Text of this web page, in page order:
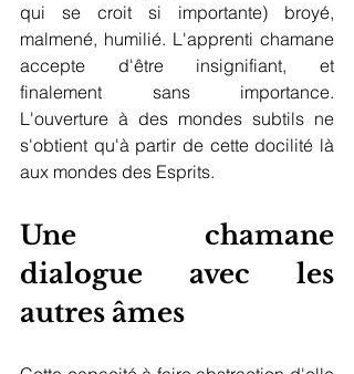
qui se croit si importante) broyé,
malmené, humilié. L'apprenti chamane
accepte d'être insignifiant, et
finalement sans importance.
L'ouverture à des mondes subtils ne
s'obtient qu'à partir de cette docilité là
aux mondes des Esprits.
Une chamane
dialogue avec les
autres âmes